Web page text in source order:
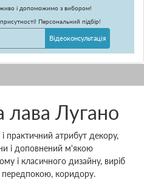
і допоможимо з вибором!
Персональний підбір!
Відеоконсультація
лава Лугано
практичний атрибут декору,
і доповнений м'якою
і класичного дизайну, виріб
передпокою, коридору.